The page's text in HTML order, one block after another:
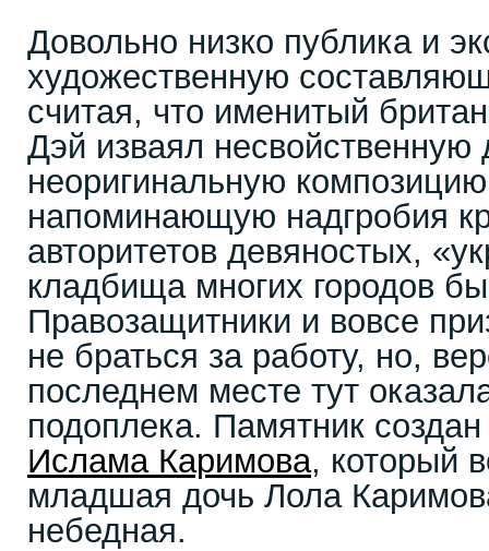
Довольно низко публика и
художественную
считая, что именитый
Дэй изваял
неоригинальную
напоминающую надгробия
авторитетов девяностых,
кладбища многих городов
Правозащитники и вовсе
не браться за работу, но,
последнем месте тут
подоплека. Памятник
Ислама Каримова, который
младшая дочь Лола
небедная.